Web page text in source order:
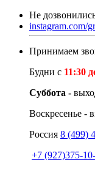
Не
instagram.com/
Принимаем
Будни с 11:30
Суббота -
Воскресенье -
Россия 8 (499)
+7 (927)375-